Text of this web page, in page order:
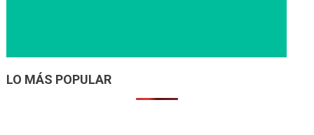
LO MÁS POPULAR